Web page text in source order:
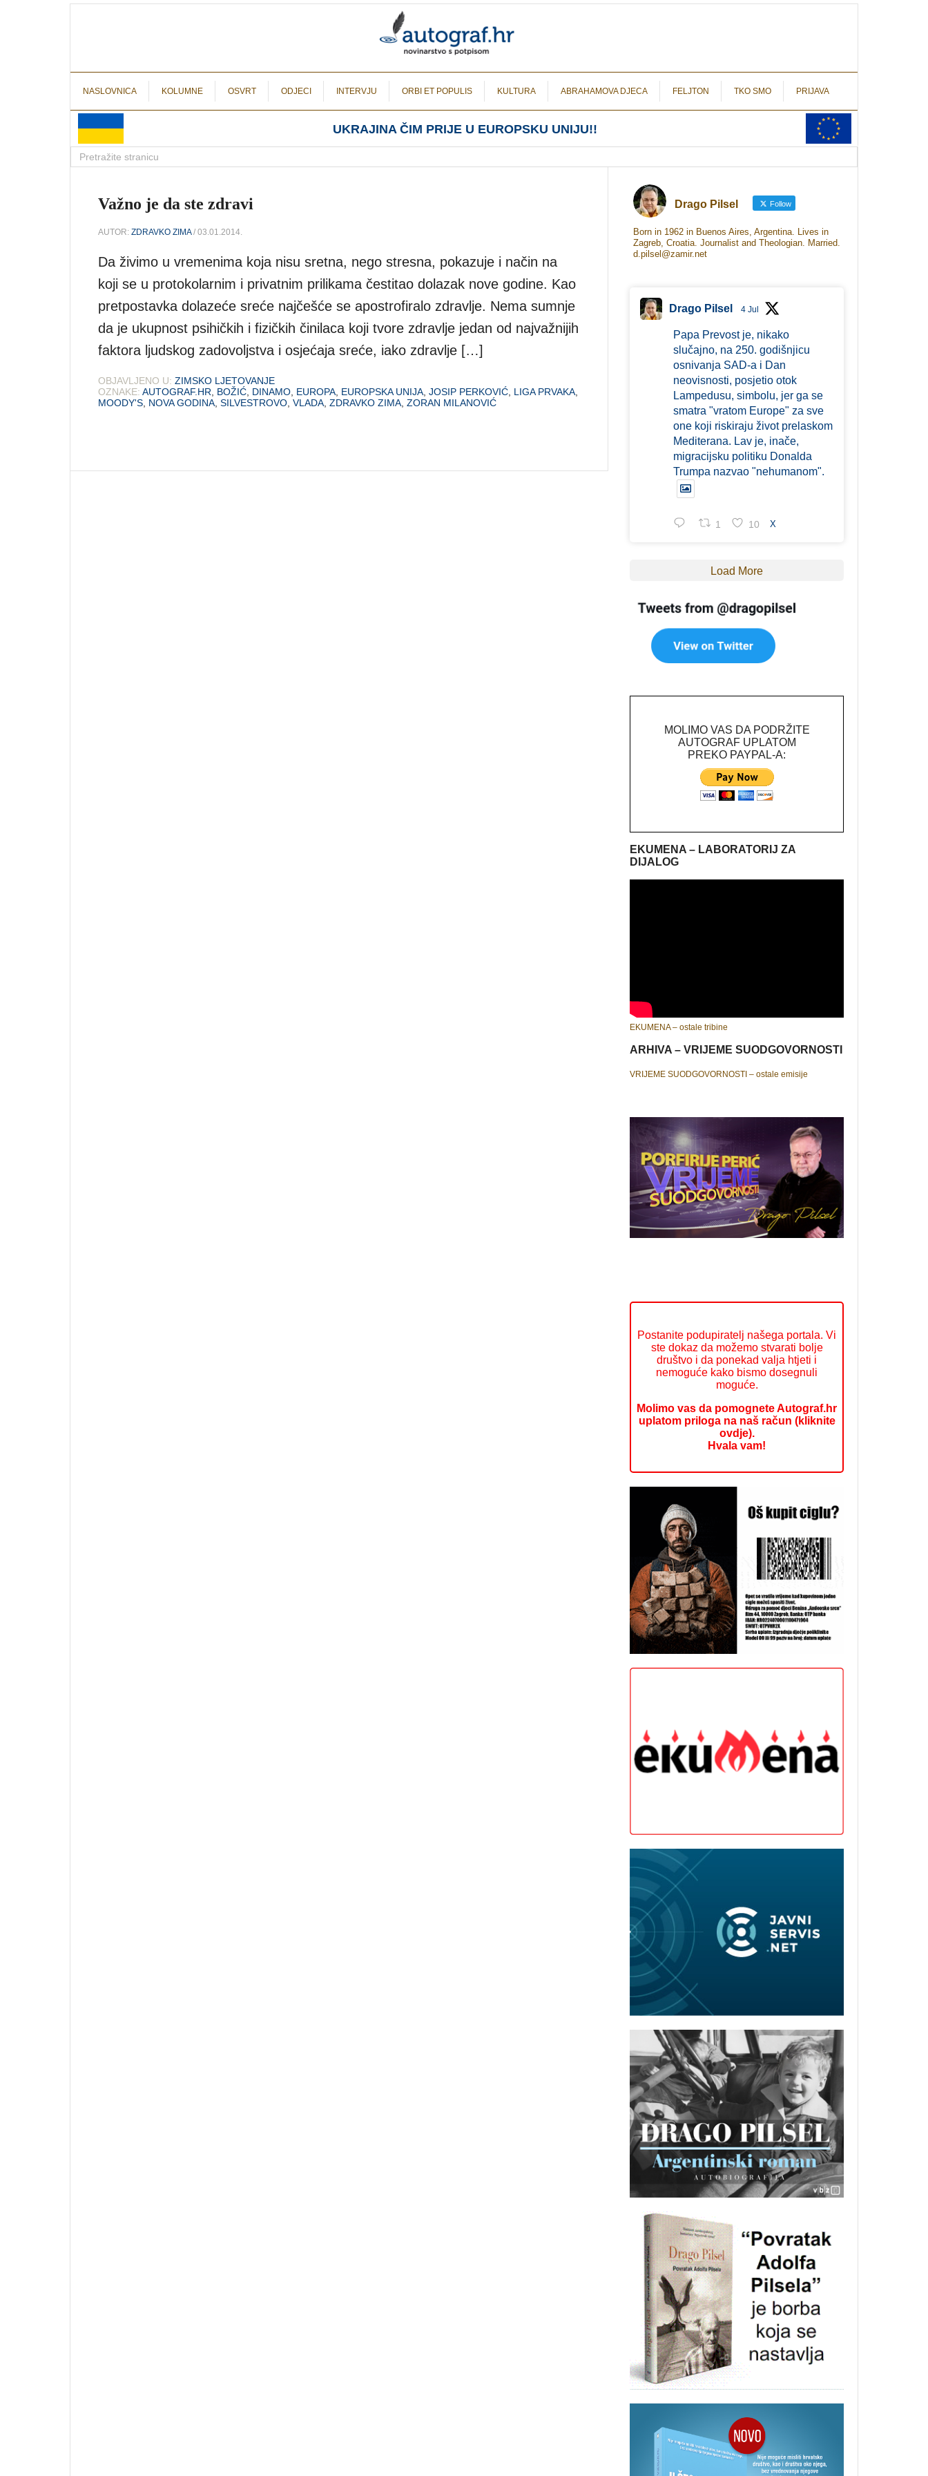
NASLOVNICA KOLUMNE OSVRT ODJECI INTERVJU ORBI ET POPULIS KULTURA ABRAHAMOVA DJECA FELJTON TKO SMO PRIJAVA
UKRAJINA ČIM PRIJE U EUROPSKU UNIJU!!
Važno je da ste zdravi
AUTOR: ZDRAVKO ZIMA/ 03.01.2014.
Da živimo u vremenima koja nisu sretna, nego stresna, pokazuje i način na
koji se u protokolarnim i privatnim prilikama čestitao dolazak nove godine. Kao
pretpostavka dolazeće sreće najčešće se apostrofiralo zdravlje. Nema sumnje
da je ukupnost psihičkih i fizičkih činilaca koji tvore zdravlje jedan od najvažnijih
faktora ljudskog zadovoljstva i osjećaja sreće, iako zdravlje […]
OBJAVLJENO U: ZIMSKO LJETOVANJE
OZNAKE: AUTOGRAF.HR BOŽIĆ DINAMO EUROPA EUROPSKA UNIJA JOSIP PERKOVIĆ LIGA PRVAKA
MOODY'S NOVA GODINA SILVESTROVO VLADA ZDRAVKO ZIMA ZORAN MILANOVIĆ
Drago Pilsel Follow
Born in 1962 in Buenos Aires, Argentina. Lives in
Zagreb, Croatia. Journalist and Theologian. Married.
d.pilsel@zamir.net
Drago Pilsel 4 Jul
Papa Prevost je, nikako
slučajno, na 250. godišnjicu
osnivanja SAD-a i Dan
neovisnosti, posjetio otok
Lampedusu, simbolu, jer ga se
smatra "vratom Europe" za sve
one koji riskiraju život prelaskom
Mediterana. Lav je, inače,
migracijsku politiku Donalda
Trumpa nazvao "nehumanom".
1 10 X
Load More
MOLIMO VAS DA PODRŽITE
AUTOGRAF UPLATOM
PREKO PAYPAL-A:
EKUMENA – LABORATORIJ ZA
DIJALOG
EKUMENA – ostale tribine
ARHIVA – VRIJEME SUODGOVORNOSTI
VRIJEME SUODGOVORNOSTI – ostale emisije
Postanite podupiratelj našega portala. Vi
ste dokaz da možemo stvarati bolje
društvo i da ponekad valja htjeti i
nemoguće kako bismo dosegnuli
moguće.
Molimo vas da pomognete Autograf.hr
uplatom priloga na naš račun (kliknite
ovdje).
Hvala vam!